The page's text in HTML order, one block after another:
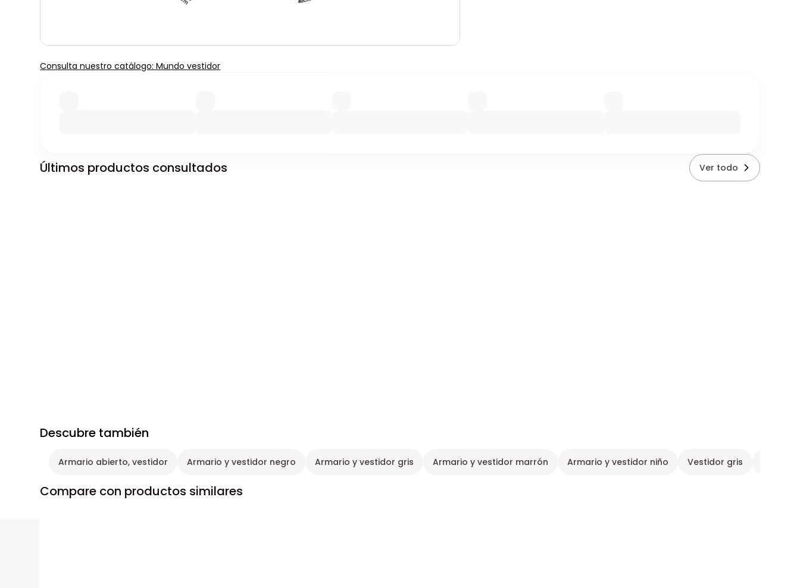
Consulta nuestro catálogo: Mundo vestidor
Últimos productos consultados Ver todo
Descubre también
Armario abierto, vestidor Armario y vestidor negro Armario y vestidor gris Armario y vestidor marrón Armario y vestidor niño Vestidor gris
Compare con productos similares